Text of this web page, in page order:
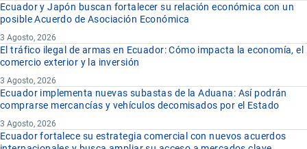
Ecuador y Japón buscan fortalecer su relación económica con un
posible Acuerdo de Asociación Económica
3 Agosto, 2026
El tráfico ilegal de armas en Ecuador: Cómo impacta la economía, el
comercio exterior y la inversión
3 Agosto, 2026
Ecuador implementa nuevas subastas de la Aduana: Así podrán
comprarse mercancías y vehículos decomisados por el Estado
3 Agosto, 2026
Ecuador fortalece su estrategia comercial con nuevos acuerdos